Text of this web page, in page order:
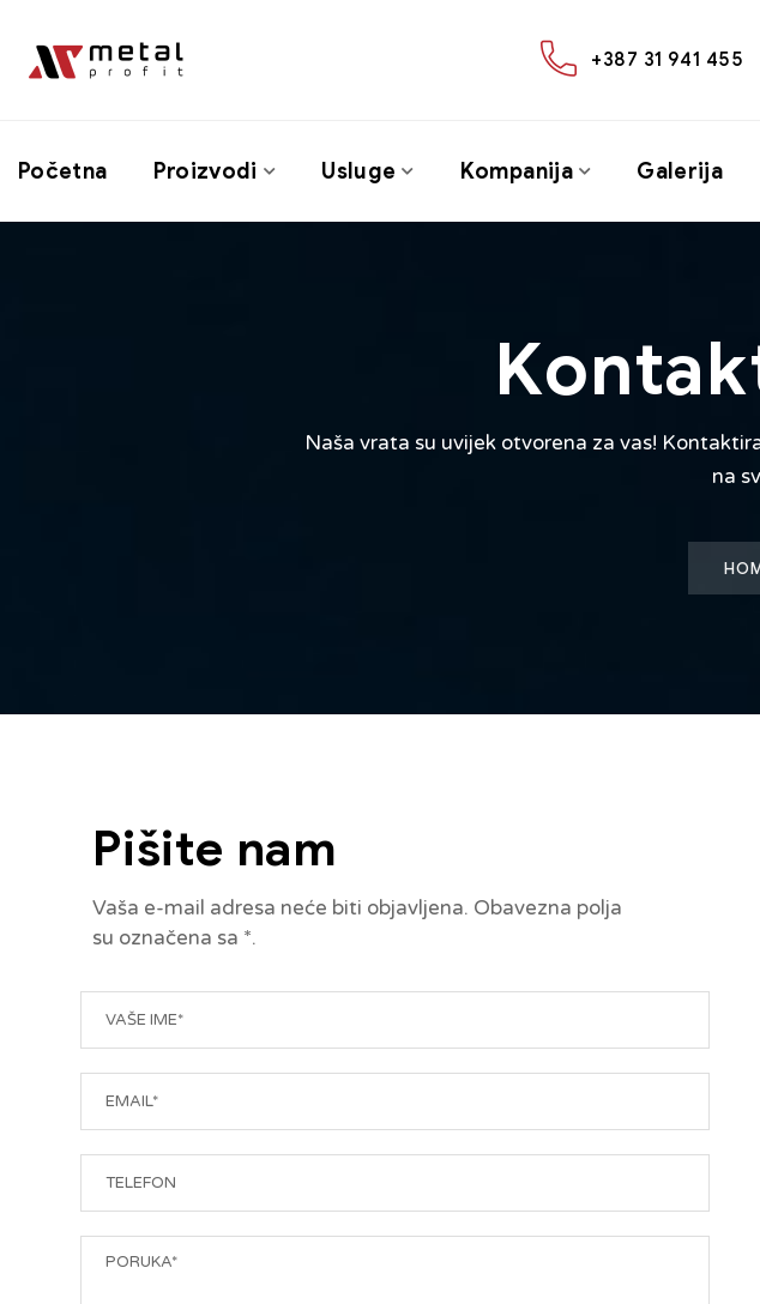
+387 31 941 455
Početna Proizvodi Usluge Kompanija Galerija
Naša vrata su uvijek otvorena za vas!
na
Pišite nam
Vaša e-mail adresa neće biti objavljena. Obavezna polja
su označena sa *.